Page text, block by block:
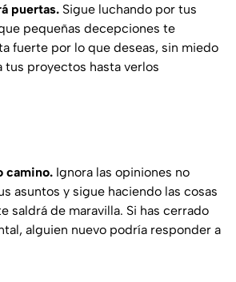
puertas. Sigue luchando por tus
pequeñas decepciones te
fuerte por lo que deseas, sin miedo
tus proyectos hasta verlos
camino. Ignora las opiniones no
asuntos y sigue haciendo las cosas
saldrá de maravilla. Si has cerrado
alguien nuevo podría responder a